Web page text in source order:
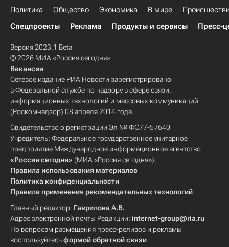
Политика Общество Экономика В мире
Спецпроекты
Реклама Продукты и сервисы Пресс-
Версия 2023.1 Beta
© 2026 МИА «Россия сегодня»
Вакансии
Сетевое издание РИА Новости зарегистрировано
в Федеральной службе по надзору в сфере связи,
информационных технологий и массовых коммуникаций
(Роскомнадзор) 08 апреля 2014 года.
Свидетельство о регистрации Эл № ФС77-57640
Учредитель: Федеральное государственное унитарное
предприятие Международное информационное агентство
«Россия сегодня» (МИА «Россия сегодня»).
Правила использования материалов
Политика конфиденциальности
Правила применения рекомендательных технологий
Главный редактор: Гаврилова А.В.
Адрес электронной почты Редакции: internet-group@ria.ru
По вопросам размещения пресс-релизов и рекламы
воспользуйтесьформой обратной связи